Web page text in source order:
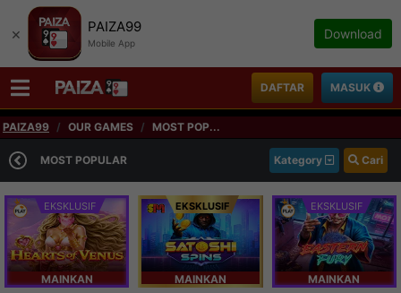
× PAIZA99
Mobile App
Download
DAFTAR MASUK
PAIZA99 OUR GAMES MOST POP...
MOST POPULAR Kategory Cari
EKSKLUSIF
MAINKAN
EKSKLUSIF
MAINKAN
EKSKLUSIF
MAINKAN